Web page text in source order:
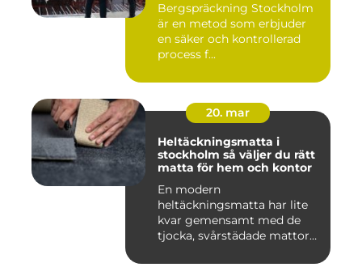
Bergspräckning Stockholm
är en metod som erbjuder
en säker och kontrollerad
process f...
20. mar
Heltäckningsmatta i
stockholm så väljer du rätt
matta för hem och kontor
En modern
heltäckningsmatta har lite
kvar gemensamt med de
tjocka, svårstädade mattor